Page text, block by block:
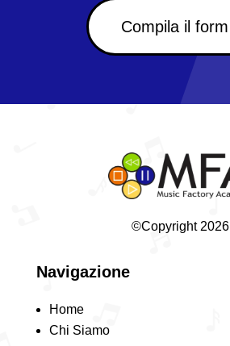
Compila il form
©Copyright 2026
Navigazione
Home
Chi Siamo